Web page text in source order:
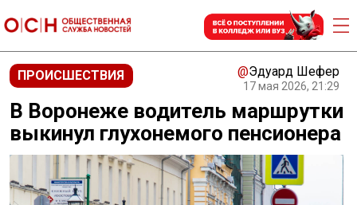
ПРОИСШЕСТВИЯ @Эдуард Шефер
17 мая 2026, 21:29
В Воронеже водитель маршрутки
выкинул глухонемого пенсионера